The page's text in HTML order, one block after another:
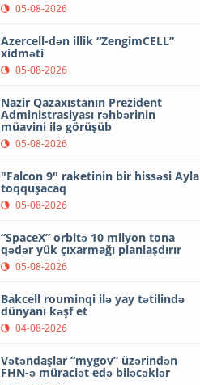
05-08-2026
Azercell-dən illik “ZengimCELL”
xidməti
05-08-2026
Nazir Qazaxıstanın Prezident
Administrasiyası rəhbərinin
müavini ilə görüşüb
05-08-2026
"Falcon 9" raketinin bir hissəsi Ayla
toqquşacaq
05-08-2026
“SpaceX” orbitə 10 milyon tona
qədər yük çıxarmağı planlaşdırır
05-08-2026
Bakcell rouminqi ilə yay tətilində
dünyanı kəşf et
04-08-2026
Vətəndaşlar “mygov” üzərindən
FHN-ə müraciət edə biləcəklər